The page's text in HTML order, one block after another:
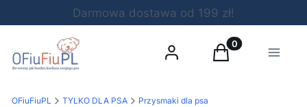
Darmowa dostawa od 199 zł!
Zaloguj sięProdukty w
Koszyk Menu
OFiuFiuPL TYLKO DLA PSA Przysmaki dla psa